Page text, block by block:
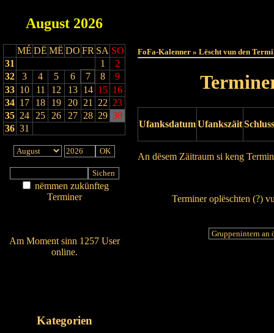
August 2026
MÉ DË MË DO FR SA SO
31
1
2
32
3 4 5 6 7 8
9
33 10 11 12 13 14 15 16
34 17 18 19 20 21 22 23
35 24 25 26 27 28 29 30
36 31
nëmmen zukünfteg
Terminer
Am Moment sinn 1257 User
online.
Kategorien
FoFa-Kalenner » Lëscht vun den
UfanksdatumUfankszäit
An dësem Zäitraum si keng
Terminer oplëschten (?)